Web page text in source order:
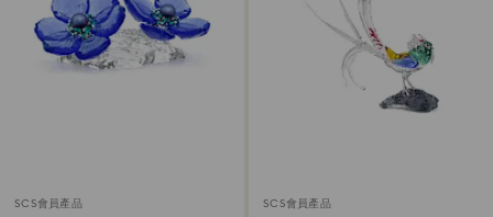
SCS會員產品 SCS會員產品